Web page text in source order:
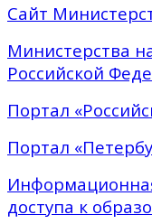
Сайт
Министерства
Российской
Портал
Портал
доступа к